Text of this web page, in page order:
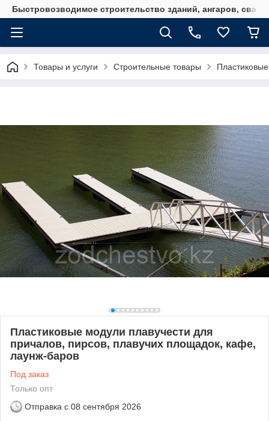
Быстровозводимое строительство зданий, ангаров,
Товары и услуги Строительные товары
Пластиковые модули плавучести для
причалов, пирсов, плавучих площадок, кафе,
лаунж-баров
Под заказ
Только опт
Отправка с 08 сентября 2026